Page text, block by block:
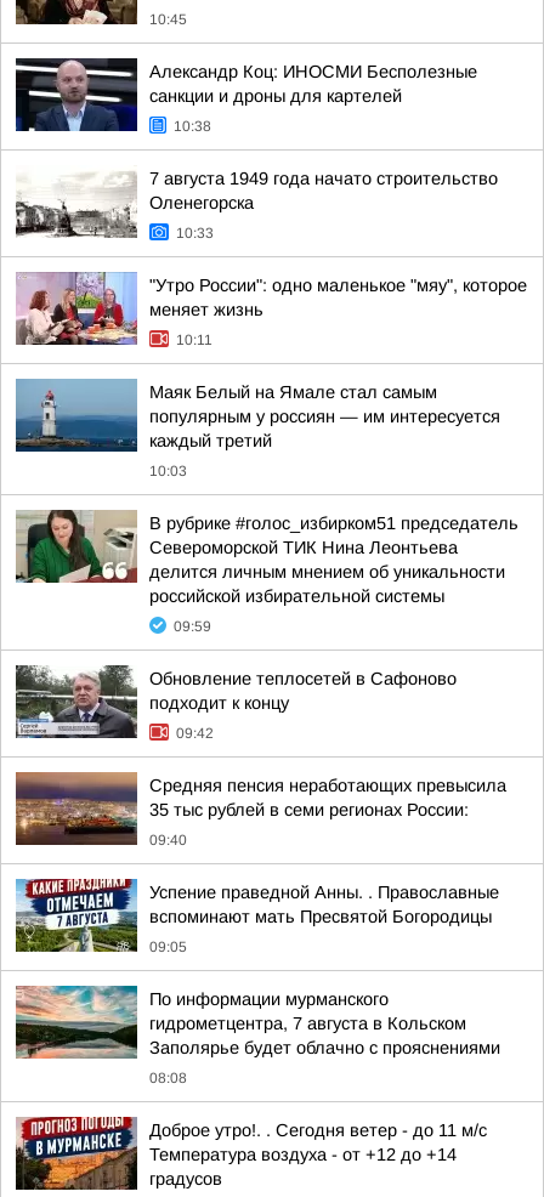
10:45
Александр Коц: ИНОСМИ Бесполезные
санкции и дроны для картелей
10:38
7 августа 1949 года начато строительство
Оленегорска
10:33
"Утро России": одно маленькое "мяу", которое
меняет жизнь
10:11
Маяк Белый на Ямале стал самым
популярным у россиян — им интересуется
каждый третий
10:03
В рубрике #голос_избирком51 председатель
Североморской ТИК Нина Леонтьева
делится личным мнением об уникальности
российской избирательной системы
09:59
Обновление теплосетей в Сафоново
подходит к концу
09:42
Средняя пенсия неработающих превысила
35 тыс рублей в семи регионах России:
09:40
Успение праведной Анны. . Православные
вспоминают мать Пресвятой Богородицы
09:05
По информации мурманского
гидрометцентра, 7 августа в Кольском
Заполярье будет облачно с прояснениями
08:08
Доброе утро!. . Сегодня ветер - до 11 м/с
Температура воздуха - от +12 до +14
градусов